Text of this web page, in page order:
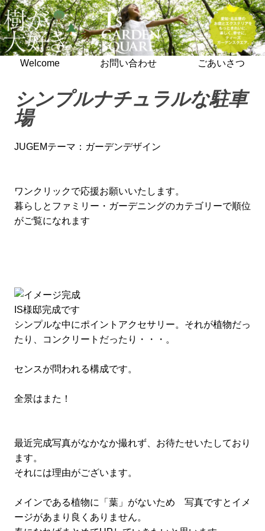
Welcome お問い合わせ ごあいさつ
シンプルナチュラルな駐車
場
JUGEMテーマ： ガーデンデザイン
ワンクリックで応援お願いいたします。
暮らしとファミリー・ガーデニングのカテゴリーで順位
がご覧になれます
IS様邸完成です
シンプルな中にポイントアクセサリー。それが植物だっ
たり、コンクリートだったり・・・。
センスが問われる構成です。
全景はまた！
最近完成写真がなかなか撮れず、お待たせいたしており
ます。
それには理由がございます。
メインである植物に「葉」がないため 写真ですとイメ
ージがあまり良くありません。